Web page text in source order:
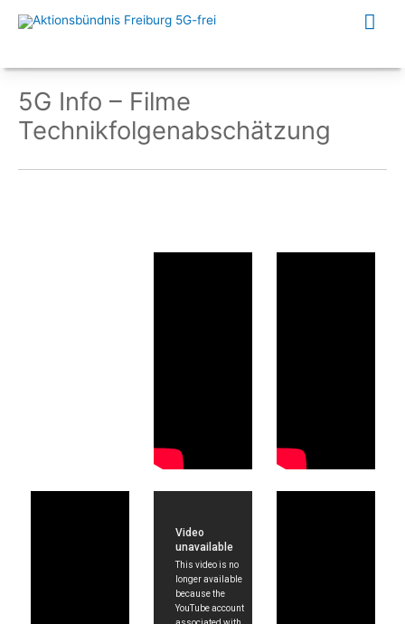
Inhalt
5G Info – Filme
Technikfolgenabschätzung